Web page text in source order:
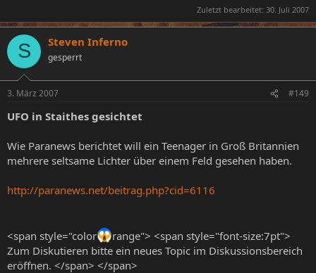
Zuletzt bearbeitet: 30. Juli 2007
S Steven Inferno
gesperrt
3. März 2007 #149
UFO in Staithes gesichtet
Wie Paranews berichtet will ein Teenager in Groß Britannien
mehrere seltsame Lichter über einem Feld gesehen haben.
http://paranews.net/beitrag.php?cid=6116
<span style="color
range"> <span style="font-size:7pt">
Zum Diskutieren bitte ein neues Topic im Diskussionsbereich
eröffnen. </span> </span>